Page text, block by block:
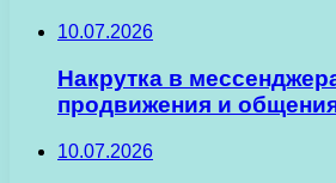
10.07.2026
Накрутка в
продвижения и
10.07.2026